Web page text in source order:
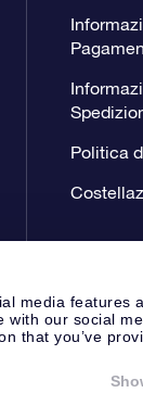
media features
our social
that you’ve
Politica